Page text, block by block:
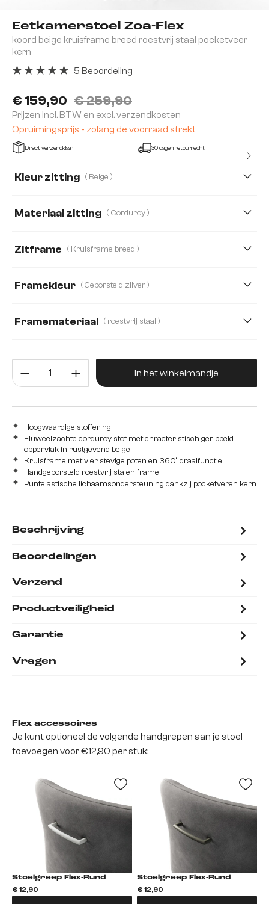
Eetkamerstoel Zoa-Flex
koord beige kruisframe breed roestvrij staal pocketveer
kern
€ 159,90 € 259,90
Prijzen incl. BTW en excl. verzendkosten
Opruimingsprijs - zolang de voorraad strekt
5 Beoordeling
Direct verzendklaar 30 dagen retourrecht
Kleur zitting ( Beige )
Materiaal zitting ( Corduroy )
Mikrofaser/Bouclé Plüsch
Teddystoff Webstoff Soft
Zitframe ( Kruisframe breed )
Framekleur ( Geborsteld zilver )
Framemateriaal ( roestvrij staal )
Metaal Producthoeveelheid: Voer de
In het winkelmandje
Hoogwaardige stoffering
Fluweelzachte corduroy stof met chracteristisch geribbeld
oppervlak in rustgevend beige
Kruisframe met vier stevige poten en 360° draaifunctie
Handgeborsteld roestvrij stalen frame
Puntelastische lichaamsondersteuning dankzij pocketveren kern
Beschrijving
Beoordelingen
Verzend
Productveiligheid
Garantie
Vragen
Flex accessoires
Je kunt optioneel de volgende handgrepen aan je stoel
toevoegen voor €12,90 per stuk:
Stoelgreep Flex-Rund
€ 12,90
Stoelgreep Flex-Rund
€ 12,90